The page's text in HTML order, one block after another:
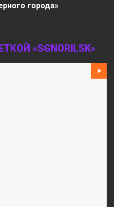
города»
«SGNORILSK»